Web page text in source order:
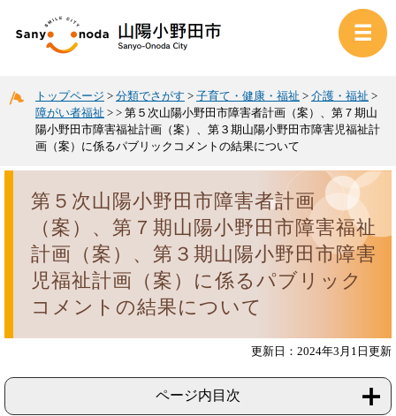
トップページ > 分類でさがす > 子育て・健康・福祉 > 介護・福祉 >
障がい者福祉 > > 第５次山陽小野田市障害者計画（案）、第７期山
陽小野田市障害福祉計画（案）、第３期山陽小野田市障害児福祉計
画（案）に係るパブリックコメントの結果について
第５次山陽小野田市障害者計画
（案）、第７期山陽小野田市障害福祉
計画（案）、第３期山陽小野田市障害
児福祉計画（案）に係るパブリック
コメントの結果について
更新日：2024年3月1日更新
ページ内目次